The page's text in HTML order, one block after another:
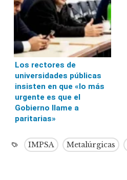
Los rectores de
universidades públicas
insisten en que «lo más
urgente es que el
Gobierno llame a
paritarias»
IMPSA Metalúrgicas